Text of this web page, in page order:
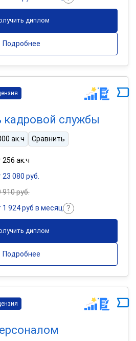
диплом
Подробнее
кадровой службы
ак.ч Сравнить
256 ак.ч
23 080 руб.
910 руб.
1 924 руб в месяц
диплом
Подробнее